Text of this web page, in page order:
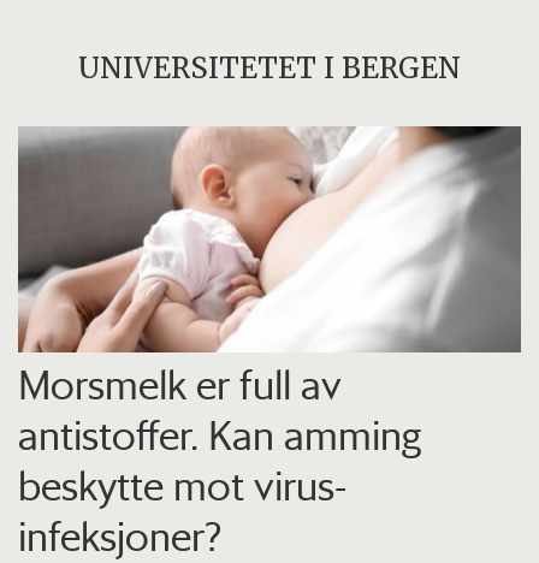
UNIVERSITETET I BERGEN
Morsmelk er full av
antistoffer. Kan amming
beskytte mot virus-
infeksjoner?